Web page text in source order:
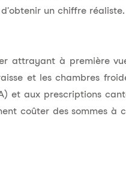
un chiffre réaliste.
attrayant à première
et les chambres
et aux prescriptions
coûter des sommes à